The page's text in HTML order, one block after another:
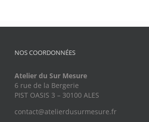
NOS COORDONNÉES
Atelier du Sur Mesure
6 rue de la Bergerie
PIST OASIS 3 – 30100 ALES
contact@atelierdusurmesure.fr